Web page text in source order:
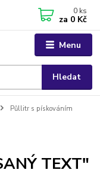
Menu
Hledat
0 ks
za 0 Kč
Půllitr s pískováním
TEXT"